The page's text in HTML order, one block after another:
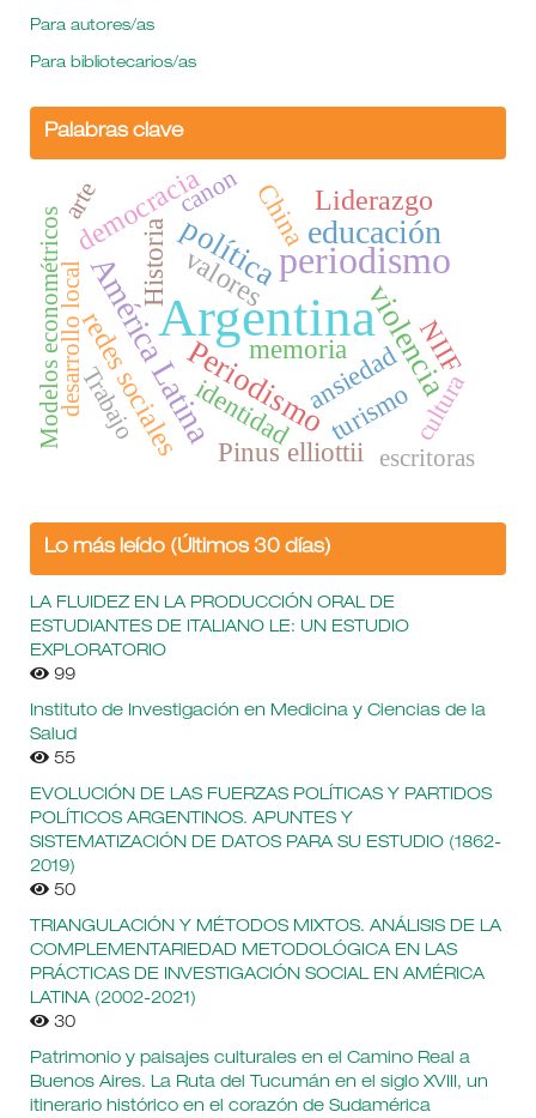
Para autores/as
Para bibliotecarios/as
Palabras clave
Argentina
periodismo
educación
América LatinaPeriodismo
política
violencia
Liderazgo
redes sociales
valores
democracia China
ansiedad
Historia
Pinus elliottii
memoria
turismo
identidad
NIIF
desarrollo local
canon
escritoras
Trabajo
arte
cultura
Modelos econométricos
Lo más leído (Últimos 30 días)
LA FLUIDEZ EN LA PRODUCCIÓN ORAL DE
ESTUDIANTES DE ITALIANO LE: UN ESTUDIO
EXPLORATORIO
99
Instituto de Investigación en Medicina y Ciencias de la
Salud
55
EVOLUCIÓN DE LAS FUERZAS POLÍTICAS Y PARTIDOS
POLÍTICOS ARGENTINOS. APUNTES Y
SISTEMATIZACIÓN DE DATOS PARA SU ESTUDIO (1862-
2019)
50
TRIANGULACIÓN Y MÉTODOS MIXTOS. ANÁLISIS DE LA
COMPLEMENTARIEDAD METODOLÓGICA EN LAS
PRÁCTICAS DE INVESTIGACIÓN SOCIAL EN AMÉRICA
LATINA (2002-2021)
30
Patrimonio y paisajes culturales en el Camino Real a
Buenos Aires. La Ruta del Tucumán en el siglo XVIII, un
itinerario histórico en el corazón de Sudamérica